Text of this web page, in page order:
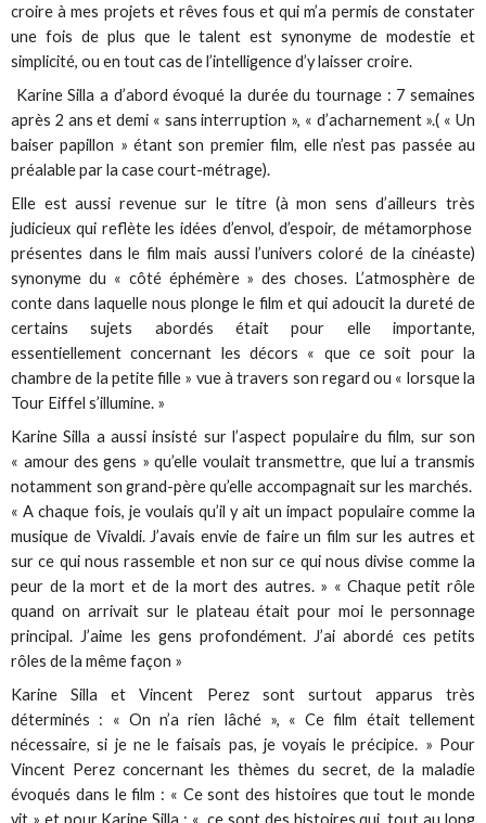
croire à mes projets et rêves fous et qui m’a permis de constater
une fois de plus que le talent est synonyme de modestie et
simplicité, ou en tout cas de l’intelligence d’y laisser croire.
Karine Silla a d’abord évoqué la durée du tournage : 7 semaines
après 2 ans et demi « sans interruption », « d’acharnement ».( « Un
baiser papillon » étant son premier film, elle n’est pas passée au
préalable par la case court-métrage).
Elle est aussi revenue sur le titre (à mon sens d’ailleurs très
judicieux qui reflète les idées d’envol, d’espoir, de métamorphose
présentes dans le film mais aussi l’univers coloré de la cinéaste)
synonyme du « côté éphémère » des choses. L’atmosphère de
conte dans laquelle nous plonge le film et qui adoucit la dureté de
certains sujets abordés était pour elle importante,
essentiellement concernant les décors « que ce soit pour la
chambre de la petite fille » vue à travers son regard ou « lorsque la
Tour Eiffel s’illumine. »
Karine Silla a aussi insisté sur l’aspect populaire du film, sur son
« amour des gens » qu’elle voulait transmettre, que lui a transmis
notamment son grand-père qu’elle accompagnait sur les marchés.
« A chaque fois, je voulais qu’il y ait un impact populaire comme la
musique de Vivaldi. J’avais envie de faire un film sur les autres et
sur ce qui nous rassemble et non sur ce qui nous divise comme la
peur de la mort et de la mort des autres. » « Chaque petit rôle
quand on arrivait sur le plateau était pour moi le personnage
principal. J’aime les gens profondément. J’ai abordé ces petits
rôles de la même façon »
Karine Silla et Vincent Perez sont surtout apparus très
déterminés : « On n’a rien lâché », « Ce film était tellement
nécessaire, si je ne le faisais pas, je voyais le précipice. » Pour
Vincent Perez concernant les thèmes du secret, de la maladie
évoqués dans le film : « Ce sont des histoires que tout le monde
vit » et pour Karine Silla : « ce sont des histoires qui, tout au long